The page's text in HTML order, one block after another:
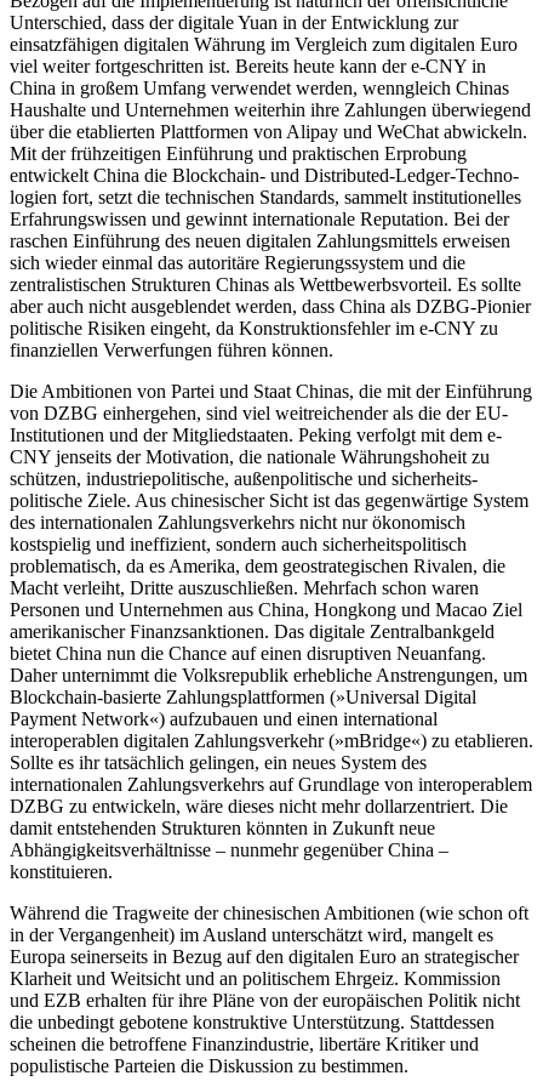
Unterschied, dass der digitale Yuan in der Entwicklung zur
einsatzfähigen digitalen Währung im Vergleich zum digitalen Euro
viel weiter fortgeschritten ist. Bereits heute kann der e‑CNY in
China in großem Umfang verwen­det werden, wenngleich Chinas
Haushalte und Unternehmen weiterhin ihre Zah­lun­gen überwiegend
über die etablierten Platt­formen von Alipay und WeChat abwickeln.
Mit der frühzeitigen Einführung und prak­tischen Erprobung
entwickelt China die Blockchain- und Distributed-Ledger-Techno­
logien fort, setzt die technischen Standards, sammelt institutionelles
Erfahrungswissen und gewinnt internationale Reputation. Bei der
raschen Einführung des neuen digitalen Zahlungsmittels erweisen
sich wieder ein­mal das autoritäre Regierungssystem und die
zentralistischen Strukturen Chinas als Wettbewerbsvorteil. Es sollte
aber auch nicht ausgeblendet werden, dass China als DZBG-Pionier
politische Risiken eingeht, da Konstruktionsfehler im e-CNY zu
finanziellen Verwerfungen führen können.
Die Ambitionen von Partei und Staat Chinas, die mit der Einführung
von DZBG einhergehen, sind viel weitreichender als die der EU-
Institutionen und der Mitgliedstaaten. Peking verfolgt mit dem e-
CNY jen­seits der Motivation, die nationale Währungshoheit zu
schützen, industriepolitische, außenpolitische und sicherheits­
politische Ziele. Aus chinesischer Sicht ist das gegenwärtige System
des inter­natio­nalen Zahlungsverkehrs nicht nur ökono­misch
kostspielig und ineffizient, sondern auch sicherheitspolitisch
problematisch, da es Amerika, dem geostrategischen Rivalen, die
Macht verleiht, Dritte auszuschließen. Mehrfach schon waren
Personen und Unter­nehmen aus China, Hongkong und Macao Ziel
amerikanischer Finanzsanktionen. Das digitale Zentralbankgeld
bietet China nun die Chance auf einen disruptiven Neuanfang.
Daher unternimmt die Volksrepublik er­hebliche Anstrengungen, um
Blockchain-basierte Zahlungsplattformen (»Universal Digital
Payment Network«) aufzubauen und einen international
interoperablen digita­len Zahlungsverkehr (»mBridge«) zu eta­blieren.
Sollte es ihr tatsächlich gelingen, ein neues System des
internationalen Zah­lungsverkehrs auf Grundlage von inter­operablem
DZBG zu entwickeln, wäre dieses nicht mehr dollarzentriert. Die
damit ent­stehenden Strukturen könnten in Zukunft neue
Abhängigkeitsverhältnisse – nun­mehr gegenüber China –
konstituieren.
Während die Tragweite der chinesischen Ambitionen (wie schon oft
in der Vergangenheit) im Ausland unterschätzt wird, mangelt es
Europa seinerseits in Bezug auf den digitalen Euro an strategischer
Klarheit und Weitsicht und an politischem Ehrgeiz. Kommission
und EZB erhalten für ihre Pläne von der europäischen Politik nicht
die unbedingt gebotene konstruktive Unter­stützung. Stattdessen
scheinen die betrof­fene Finanzindustrie, libertäre Kritiker und
populistische Parteien die Diskussion zu bestimmen.